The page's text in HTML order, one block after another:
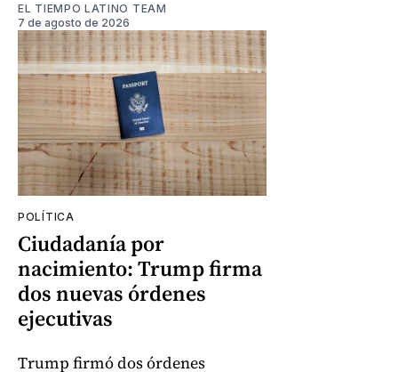
EL TIEMPO LATINO TEAM
7 de agosto de 2026
POLÍTICA
Ciudadanía por
nacimiento: Trump firma
dos nuevas órdenes
ejecutivas
Trump firmó dos órdenes